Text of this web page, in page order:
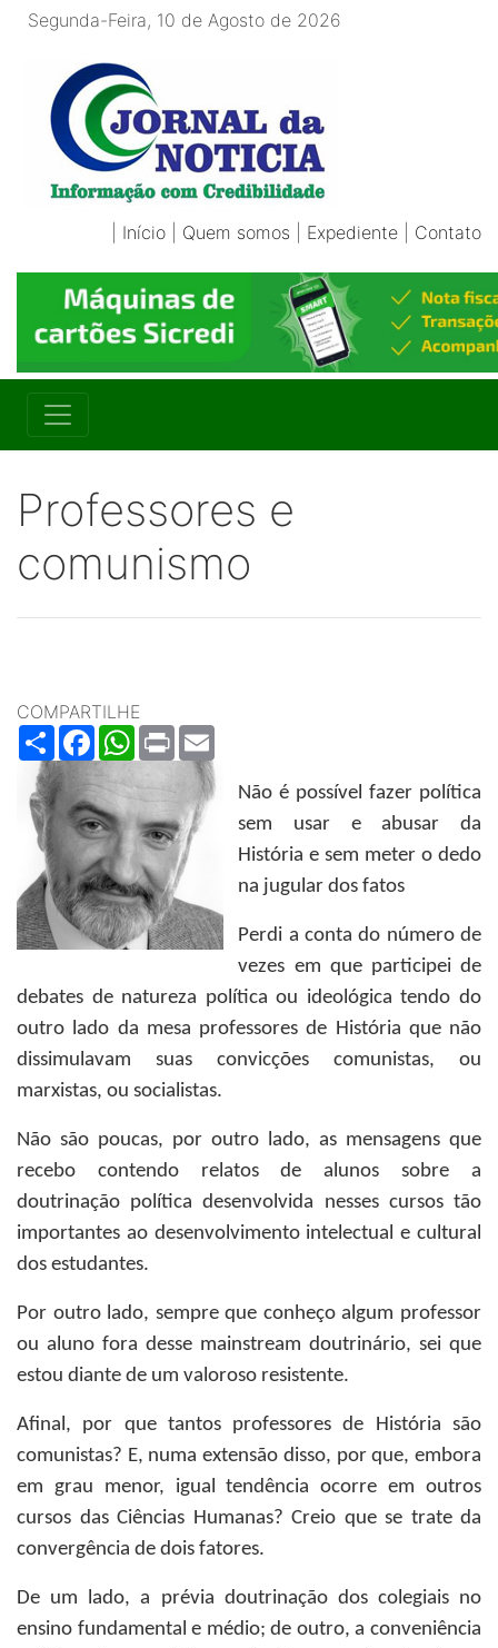
Segunda-Feira, 10 de Agosto de 2026
Início Quem somos Expediente Contato
Professores e
comunismo
COMPARTILHE
ShareFacebookWhatsApp
Print
Não é possível fazer política
sem usar e abusar da
História e sem meter o dedo
na jugular dos fatos
Perdi a conta do número de
vezes em que participei de
debates de natureza política ou ideológica tendo do
outro lado da mesa professores de História que não
dissimulavam suas convicções comunistas, ou
marxistas, ou socialistas.
Não são poucas, por outro lado, as mensagens que
recebo contendo relatos de alunos sobre a
doutrinação política desenvolvida nesses cursos tão
importantes ao desenvolvimento intelectual e cultural
dos estudantes.
Por outro lado, sempre que conheço algum professor
ou aluno fora desse mainstream doutrinário, sei que
estou diante de um valoroso resistente.
Afinal, por que tantos professores de História são
comunistas? E, numa extensão disso, por que, embora
em grau menor, igual tendência ocorre em outros
cursos das Ciências Humanas? Creio que se trate da
convergência de dois fatores.
De um lado, a prévia doutrinação dos colegiais no
ensino fundamental e médio; de outro, a conveniência